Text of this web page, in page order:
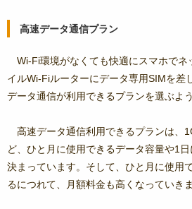
高速データ通信プラン
Wi-Fi環境がなくても快適にスマホで
イルWi-Fiルーターにデータ専用SIMを差
データ通信が利用できるプランを選ぶよ
高速データ通信利用できるプランは、
ど、ひと月に使用できるデータ容量や1
決まっています。そして、ひと月に使用
るにつれて、月額料金も高くなっていきま